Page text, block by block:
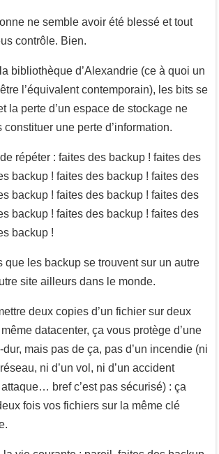
ne semble avoir été blessé et tout
contrôle. Bien.
bibliothèque d’Alexandrie (ce à quoi un
l’équivalent contemporain), les bits se
la perte d’un espace de stockage ne
une perte d’information.
répéter : faites des backup ! faites des
backup ! faites des backup ! faites des
backup ! faites des backup ! faites des
backup ! faites des backup ! faites des
backup !
que les backup se trouvent sur un autre
site ailleurs dans le monde.
deux copies d’un fichier sur deux
datacenter, ça vous protège d’une
mais pas de ça, pas d’un incendie (ni
ni d’un vol, ni d’un accident
attaque… bref c’est pas sécurisé) : ça
fois vos fichiers sur la même clé